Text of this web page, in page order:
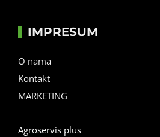
IMPRESUM
O nama
Kontakt
MARKETING
Agroservis plus